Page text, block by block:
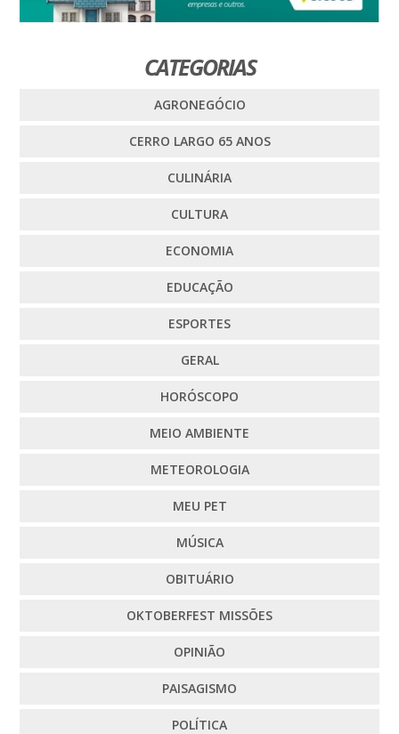
CATEGORIAS
AGRONEGÓCIO
CERRO LARGO 65 ANOS
CULINÁRIA
CULTURA
ECONOMIA
EDUCAÇÃO
ESPORTES
GERAL
HORÓSCOPO
MEIO AMBIENTE
METEOROLOGIA
MEU PET
MÚSICA
OBITUÁRIO
OKTOBERFEST MISSÕES
OPINIÃO
PAISAGISMO
POLÍTICA